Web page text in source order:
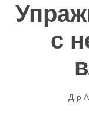
с
Д-р